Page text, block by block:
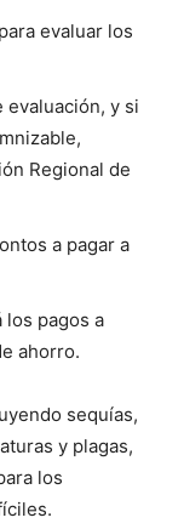
evaluar los
evaluación, y si
Regional de
a pagar a
los pagos a
ahorro.
sequías,
y plagas,
los